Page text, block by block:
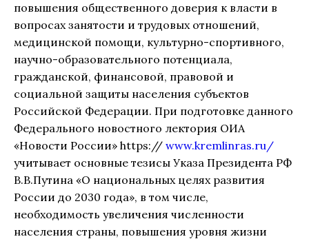
повышения общественного доверия к власти в
вопросах занятости и трудовых отношений,
медицинской помощи, культурно-спортивного,
научно-образовательного потенциала,
гражданской, финансовой, правовой и
социальной защиты населения субъектов
Российской Федерации. При подготовке данного
Федерального новостного лектория ОИА
«Новости России» https:// www.kremlinras.ru/
учитывает основные тезисы Указа Президента РФ
В.В.Путина «О национальных целях развития
России до 2030 года», в том числе,
необходимость увеличения численности
населения страны, повышения уровня жизни